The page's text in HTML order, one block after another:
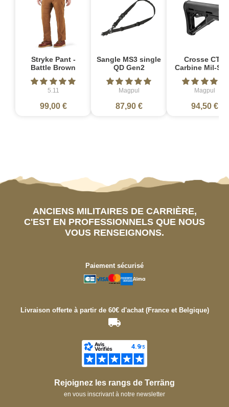
Stryke Pant -
Battle Brown
5.11
99,00 €
Sangle MS3 single
QD Gen2
Magpul
87,90 €
Crosse CTR
Carbine Mil-
Magpul
94,50 €
ANCIENS MILITAIRES DE CARRIÈRE,
C'EST EN PROFESSIONNELS QUE NOUS
VOUS RENSEIGNONS.
Paiement sécurisé
Livraison offerte à partir de 60€ d'achat (France et Belgique)
Rejoignez les rangs de Terräng
en vous inscrivant à notre newsletter